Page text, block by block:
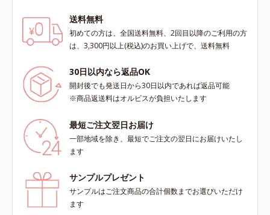
送料無料
初めての方は、全国送料無料、2回目以降のご利用の方
は、3,300円以上(税込)のお買い上げで、送料無料
30日以内なら返品OK
開封後でも発送日から30日以内であれば返品可能
※商品返送料はオルビスが負担いたします
最短ご注文翌日お届け
一部地域を除き、最短でご注文の翌日にお届けいたし
ます
サンプルプレゼント
サンプルはご注文商品の合計個数までお選びいただけ
ます